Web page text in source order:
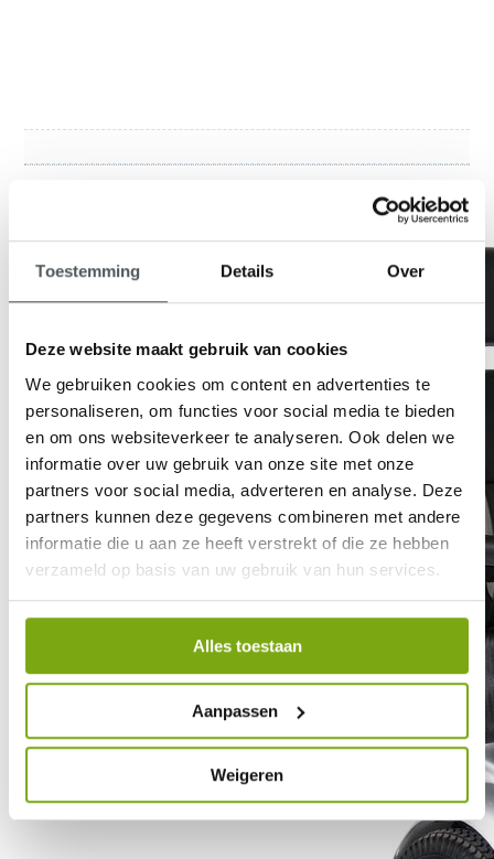
Toestemming Details Over
Deze website maakt gebruik van cookies
We gebruiken cookies om content en advertenties te
personaliseren, om functies voor social media te bieden
en om ons websiteverkeer te analyseren. Ook delen we
informatie over uw gebruik van onze site met onze
partners voor social media, adverteren en analyse. Deze
partners kunnen deze gegevens combineren met andere
informatie die u aan ze heeft verstrekt of die ze hebben
verzameld op basis van uw gebruik van hun services.
Alles toestaan
Aanpassen
Weigeren